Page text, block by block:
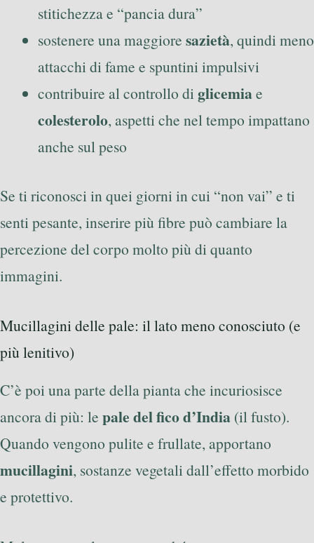
stitichezza e “pancia dura”
sostenere una maggiore sazietà, quindi meno
attacchi di fame e spuntini impulsivi
contribuire al controllo diglicemiae
colesterolo, aspetti che nel tempo impattano
anche sul peso
Se ti riconosci in quei giorni in cui “non vai” e ti
senti pesante, inserire più fibre può cambiare la
percezione del corpo molto più di quanto
immagini.
Mucillagini delle pale: il lato meno conosciuto (e
più lenitivo)
C’è poi una parte della pianta che incuriosisce
ancora di più: le pale del fico d’India (il fusto).
Quando vengono pulite e frullate, apportano
mucillagini, sostanze vegetali dall’effetto morbido
e protettivo.